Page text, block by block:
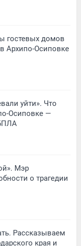
гостевых домов
Архипо-Осиповке
уйти». Что
Осиповке —
Мэр
о трагедии
Рассказываем
края и